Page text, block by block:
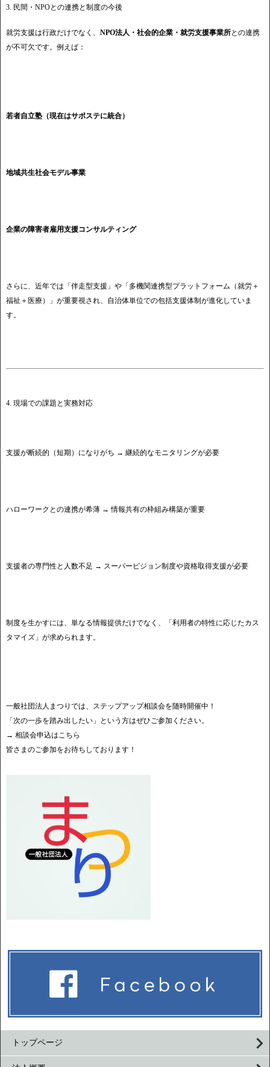
3. 民間・NPOとの連携と制度の今後
就労支援は行政だけでなく、 NPO法人・社会的企業・就労支援事業所との連携
が不可欠です。例えば：
若者自立塾（現在はサポステに統合）
地域共生社会モデル事業
企業の障害者雇用支援コンサルティング
さらに、近年では「伴走型支援」や「多機関連携型プラットフォーム（就労＋
福祉＋医療）」が重要視され、自治体単位での包括支援体制が進化していま
す。
4. 現場での課題と実務対応
支援が断続的（短期）になりがち → 継続的なモニタリングが必要
ハローワークとの連携が希薄 → 情報共有の枠組み構築が重要
支援者の専門性と人数不足 → スーパービジョン制度や資格取得支援が必要
制度を生かすには、単なる情報提供だけでなく、「利用者の特性に応じたカス
タマイズ」が求められます。
一般社団法人まつりでは、ステップアップ相談会を随時開催中！
「次の一歩を踏み出したい」という方はぜひご参加ください。
→ 相談会申込はこちら
皆さまのご参加をお待ちしております！
トップページ